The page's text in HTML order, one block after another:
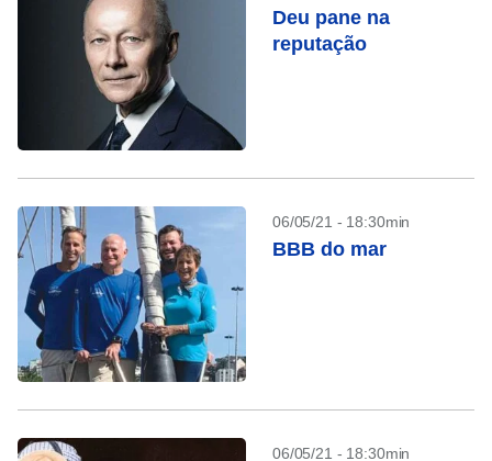
Deu pane na
reputação
06/05/21 - 18:30min
BBB do mar
06/05/21 - 18:30min